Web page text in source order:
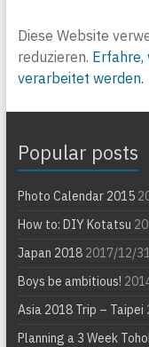
Diese Website
reduzieren. Erfahre,
verarbeitet werden.
Popular posts
Photo Calendar 2015
How to: DIY Kotatsu
Japan 20182017/12/31
Boys be ambitious!
Asia 2018 Trip – Taipei
Planning a 3 Week